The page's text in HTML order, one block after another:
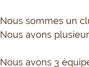
Nous sommes un
Nous avons
Nous avons 3